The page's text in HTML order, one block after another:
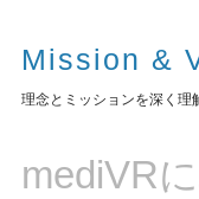
Mission &
理念とミッションを深く理
mediVR